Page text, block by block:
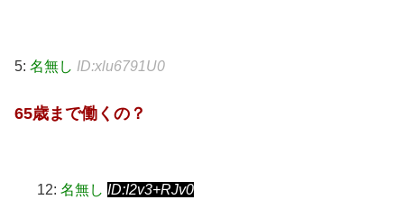
5: 名無し ID:xlu6791U0
65歳まで働くの？
12: 名無し ID:I2v3+RJv0